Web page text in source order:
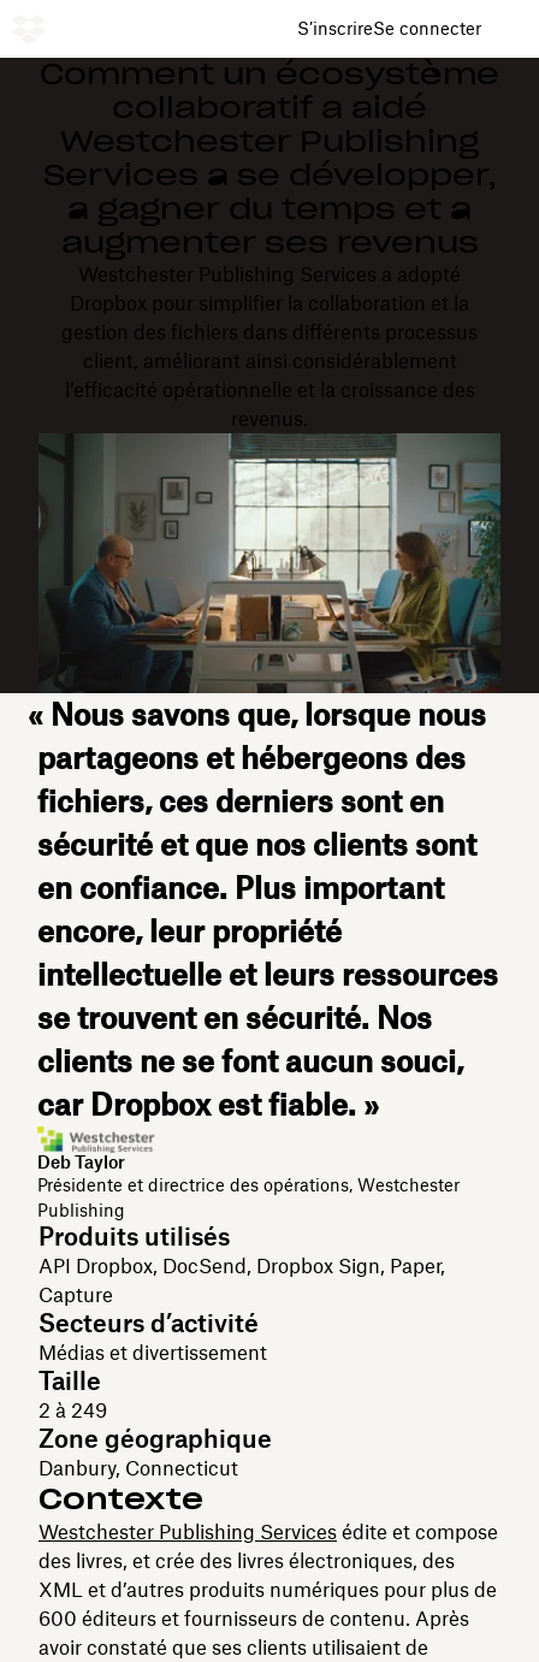
S’inscrireSe connecter
Comment un écosystème
collaboratif a aidé
Westchester Publishing
Services à se développer,
à gagner du temps et à
augmenter ses revenus
Westchester Publishing Services a adopté
Dropbox pour simplifier la collaboration et la
gestion des fichiers dans différents processus
client, améliorant ainsi considérablement
l’efficacité opérationnelle et la croissance des
revenus.
« Nous savons que, lorsque nous
partageons et hébergeons des
fichiers, ces derniers sont en
sécurité et que nos clients sont
en confiance. Plus important
encore, leur propriété
intellectuelle et leurs ressources
se trouvent en sécurité. Nos
clients ne se font aucun souci,
car Dropbox est fiable. »
Deb Taylor
Présidente et directrice des opérations, Westchester
Publishing
Produits utilisés
API Dropbox, DocSend, Dropbox Sign, Paper,
Capture
Secteurs d’activité
Médias et divertissement
Taille
2 à 249
Zone géographique
Danbury, Connecticut
Contexte
Westchester Publishing Services édite et compose
des livres, et crée des livres électroniques, des
XML et d’autres produits numériques pour plus de
600 éditeurs et fournisseurs de contenu. Après
avoir constaté que ses clients utilisaient de